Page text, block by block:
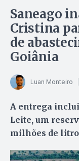
Saneago
Cristina
de
Goiânia
Luan Monteiro
A entrega
Leite, um
milhões de